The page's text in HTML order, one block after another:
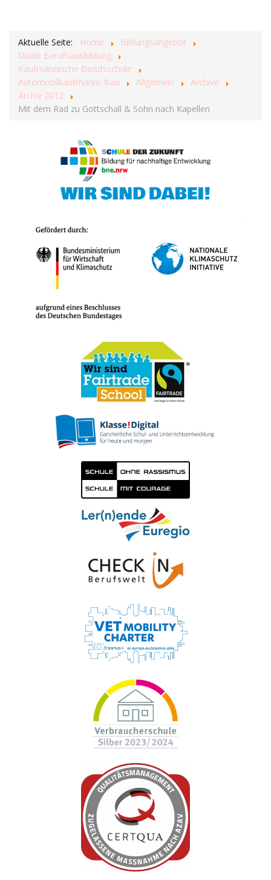
Aktuelle Seite: Home
Bildungsangebot
Duale Berufsausbildung
Kaufmännische Berufsschule
Automobilkaufmann/-frau
Allgemein
Archive
Archiv 2012
Mit dem Rad zu Gottschall & Sohn nach Kapellen